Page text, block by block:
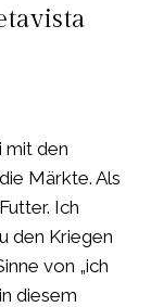
mit den
Märkte. Als
Ich
den Kriegen
von „ich
diesem